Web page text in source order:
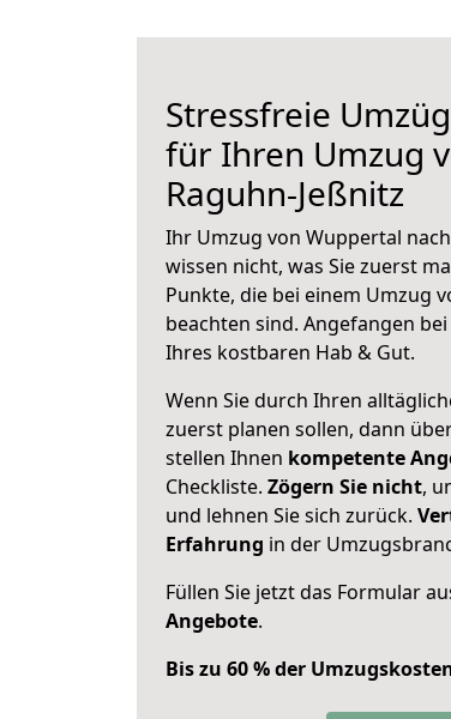
Stressfreie
für Ihren Umzug
Raguhn-Jeßnitz
Ihr Umzug von Wuppertal
wissen nicht, was Sie zuerst
Punkte, die bei einem Umzug
beachten sind. Angefangen
Ihres kostbaren Hab & Gut.
Wenn Sie durch Ihren
zuerst planen sollen, dann
stellen Ihnen kompetente
Checkliste. Zögern Sie nicht,
und lehnen Sie sich zurück.
Erfahrung in der
Füllen Sie jetzt das Formular
Angebote.
Bis zu 60 % der